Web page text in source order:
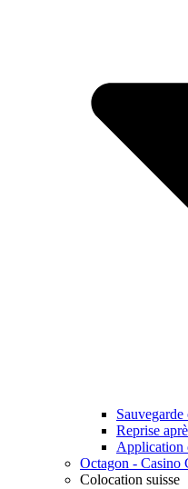
Reprise
Application
Octagon - Casino
Colocation suisse